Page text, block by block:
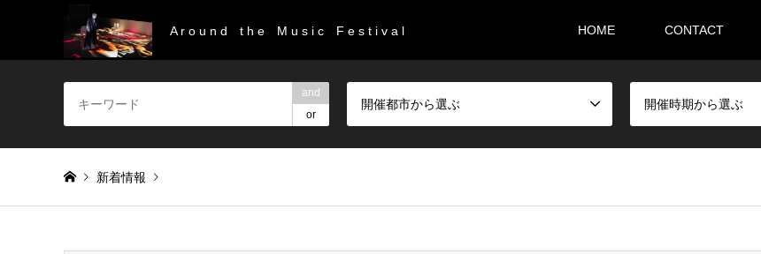
A r o u n d t h e M u s i c F e s t i v a l HOME CONTACT
and
or
開催都市から選ぶ 開催時期から選ぶ
新着情報